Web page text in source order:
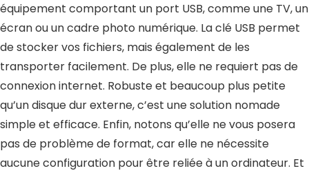
équipement comportant un port USB, comme une TV, un
écran ou un cadre photo numérique. La clé USB permet
de stocker vos fichiers, mais également de les
transporter facilement. De plus, elle ne requiert pas de
connexion internet. Robuste et beaucoup plus petite
qu’un disque dur externe, c’est une solution nomade
simple et efficace. Enfin, notons qu’elle ne vous posera
pas de problème de format, car elle ne nécessite
aucune configuration pour être reliée à un ordinateur. Et